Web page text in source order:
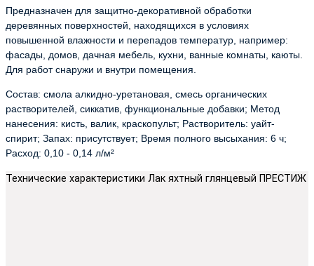
Предназначен для защитно-декоративной обработки
деревянных поверхностей, находящихся в условиях
повышенной влажности и перепадов температур, например:
фасады, домов, дачная мебель, кухни, ванные комнаты, каюты.
Для работ снаружи и внутри помещения.
Состав: смола алкидно-уретановая, смесь органических
растворителей, сиккатив, функциональные добавки; Метод
нанесения: кисть, валик, краскопульт; Растворитель: уайт-
спирит; Запах: присутствует; Время полного высыхания: 6 ч;
Расход: 0,10 - 0,14 л/м²
Технические характеристики Лак яхтный глянцевый ПРЕСТИЖ